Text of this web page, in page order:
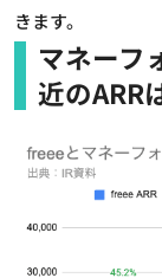
きます。
マネーフ
近のARR